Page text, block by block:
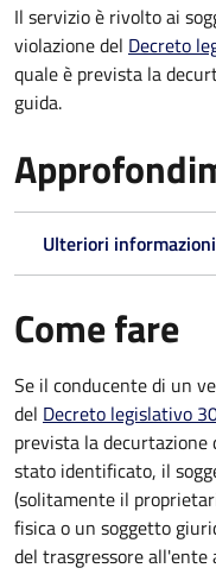
Il servizio è rivolto ai
violazione del Decreto
quale è prevista la
guida.
Ulteriori informazioni
Come fare
Se il conducente di un
del Decreto legislativo
prevista la
stato identificato, il
(solitamente il
fisica o un soggetto
del trasgressore all'ente